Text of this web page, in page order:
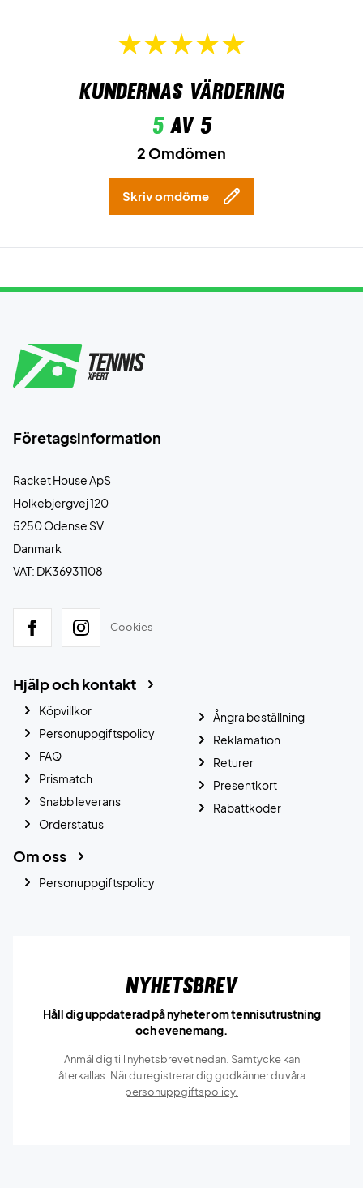
Kundernas värdering
5av 5
2 Omdömen
Skriv omdöme
Företagsinformation
Racket House ApS
Holkebjergvej 120
5250 Odense SV
Danmark
VAT: DK36931108
Cookies
Hjälp och kontakt
Köpvillkor
Personuppgiftspolicy
FAQ
Prismatch
Snabb leverans
Orderstatus
Ångra beställning
Reklamation
Returer
Presentkort
Rabattkoder
Om oss
Personuppgiftspolicy
Nyhetsbrev
Håll dig uppdaterad på nyheter om tennisutrustning
och evenemang.
Anmäl dig till nyhetsbrevet nedan. Samtycke kan
återkallas. När du registrerar dig godkänner du våra
personuppgiftspolicy.